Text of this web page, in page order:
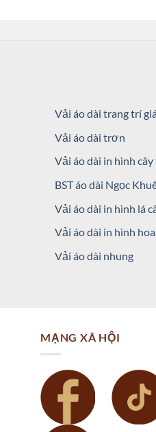
Vải áo dài trang trí
Vải áo dài trơn
Vải áo dài in hình
BST áo dài Ngọc
Vải áo dài in hình lá
Vải áo dài in hình
Vải áo dài nhung
MẠNG XÃ HỘI